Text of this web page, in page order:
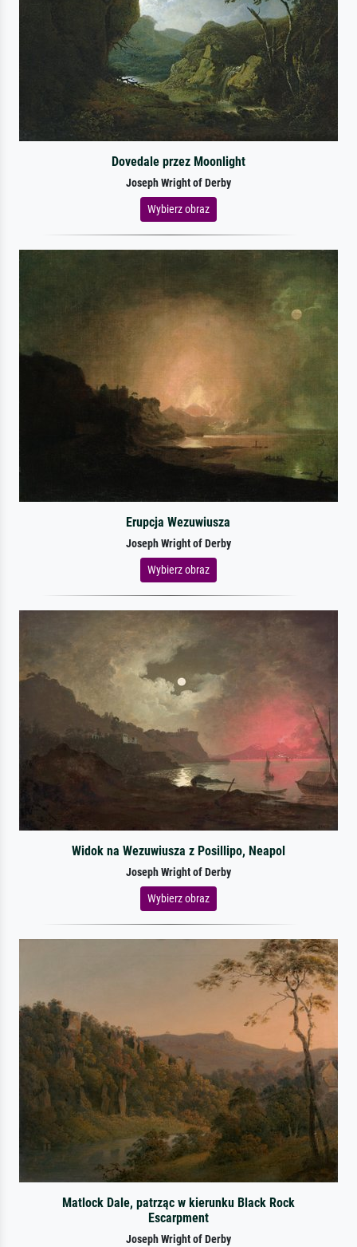
Dovedale przez Moonlight
Joseph Wright of Derby
Wybierz obraz
Erupcja Wezuwiusza
Joseph Wright of Derby
Wybierz obraz
Widok na Wezuwiusza z Posillipo, Neapol
Joseph Wright of Derby
Wybierz obraz
Matlock Dale, patrząc w kierunku Black Rock
Escarpment
Joseph Wright of Derby